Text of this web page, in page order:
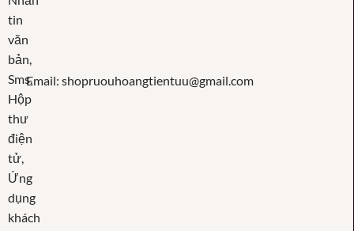
Email: shopruouhoangtientuu@gmail.com